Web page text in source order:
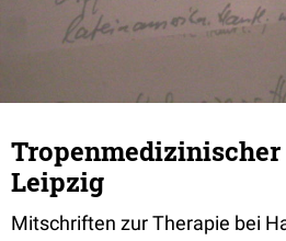
Leipzig
Mitschriften zur Therapie bei